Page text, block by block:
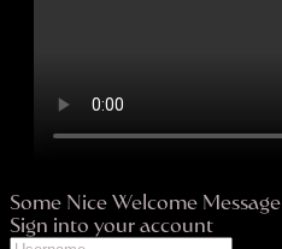
Some Nice Welcome Message
Sign into your account